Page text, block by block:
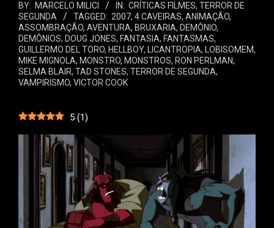
BY: MARCELO MILICI IN: CRÍTICAS FILMES, TERROR DE
SEGUNDA
TAGGED: 2007, 4 CAVEIRAS, ANIMAÇÃO,
ASSOMBRAÇÃO, AVENTURA, BRUXARIA, DEMÔNIO,
DEMÔNIOS, DOUG JONES, FANTASIA, FANTASMAS,
GUILLERMO DEL TORO, HELLBOY, LICANTROPIA, LOBISOMEM,
MIKE MIGNOLA, MONSTRO, MONSTROS, RON PERLMAN,
SELMA BLAIR, TAD STONES, TERROR DE SEGUNDA,
VAMPIRISMO, VICTOR COOK
5 (1)